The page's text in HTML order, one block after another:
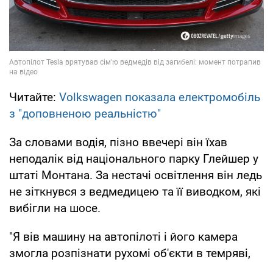
Читайте: Volkswagen показала електромобіль
з "доповненою реальністю"
За словами водія, пізно ввечері він їхав
неподалік від національного парку Глейшер у
штаті Монтана. За нестачі освітлення він ледь
не зіткнувся з ведмедицею та її виводком, які
вибігли на шосе.
"Я вів машину на автопілоті і його камера
змогла розпізнати рухомі об'єкти в темряві,